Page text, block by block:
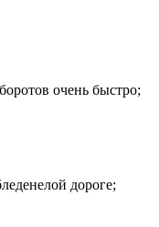
очень быстро;
дороге;